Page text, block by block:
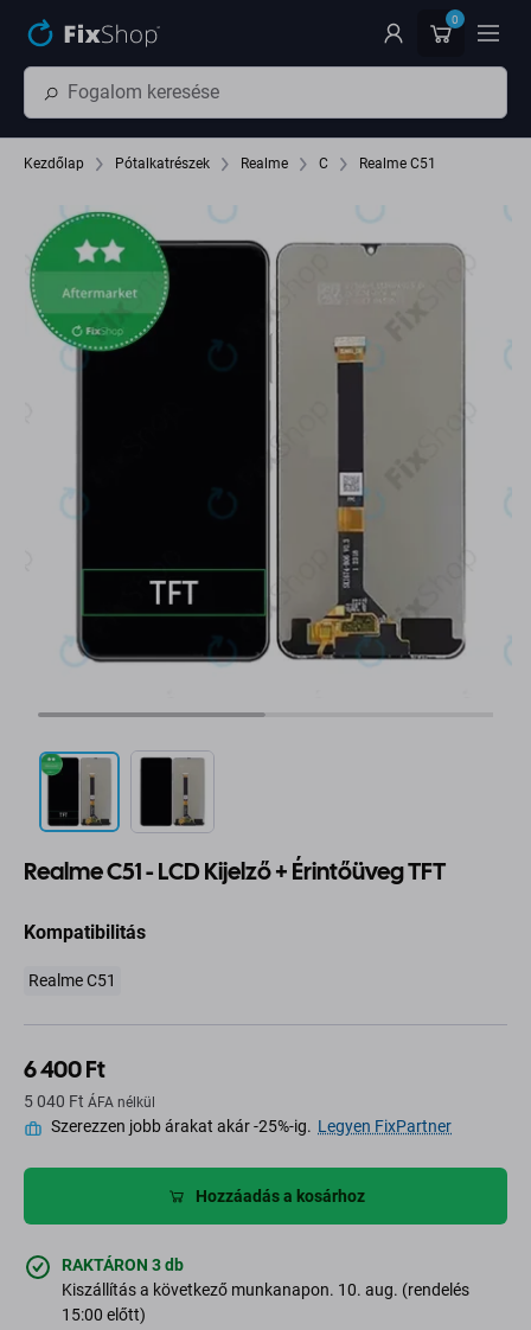
0
Kezdőlap Pótalkatrészek Realme C Realme C51
Realme C51 - LCD Kijelző + Érintőüveg TFT
Kompatibilitás
Realme C51
6 400 Ft
5 040 Ft ÁFA nélkül
Szerezzen jobb árakat akár -25%-ig. Legyen FixPartner
Hozzáadás a kosárhoz
RAKTÁRON 3 db
Kiszállítás a következő munkanapon. 10. aug. (rendelés
15:00 előtt)